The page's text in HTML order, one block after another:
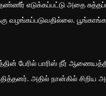
எடுக்கப்பட்டு அதை
பேரில் பாரிஸ் நீர்
அதில் நான்கில்